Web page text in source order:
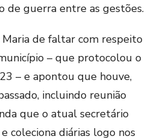
de guerra entre as gestões.
de faltar com respeito
– que protocolou o
– e apontou que houve,
incluindo reunião
que o atual secretário
coleciona diárias logo nos